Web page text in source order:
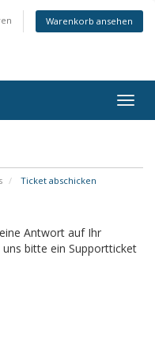
Warenkorb ansehen
ein-/
Ticket abschicken
Antwort auf Ihr
bitte ein Supportticket